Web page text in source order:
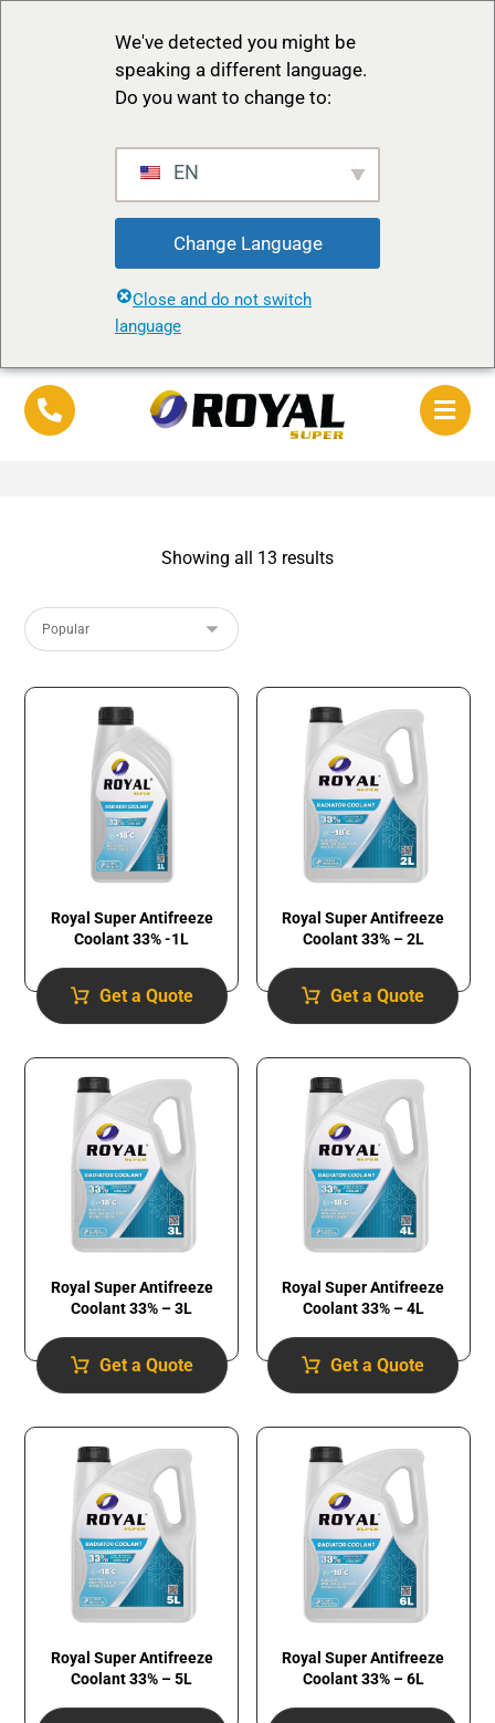
We've detected you might be
speaking a different language.
Do you want to change to:
EN
Change Language
Close and do not switch
language
Showing all 13 results
Royal Super Antifreeze
Coolant 33% -1L
Get a Quote
Royal Super Antifreeze
Coolant 33% – 2L
Get a Quote
Royal Super Antifreeze
Coolant 33% – 3L
Get a Quote
Royal Super Antifreeze
Coolant 33% – 4L
Get a Quote
Royal Super Antifreeze
Coolant 33% – 5L
Royal Super Antifreeze
Coolant 33% – 6L